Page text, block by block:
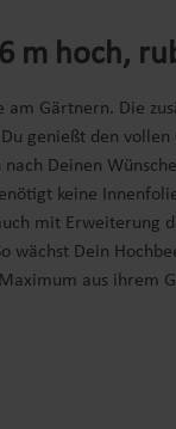
m hoch,
Gärtnern. Die
genießt den
Deinen
keine
mit Erweiterung
wächst Dein
aus ihrem